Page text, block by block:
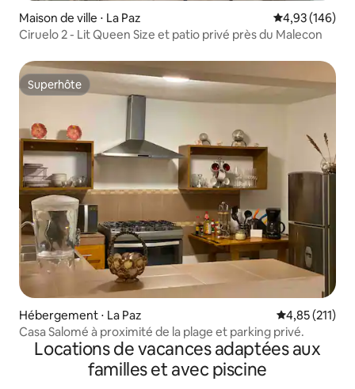
Maison de ville ⋅ La Paz Évaluation
4,93 (146)
Ciruelo 2 - Lit Queen Size et patio privé près du Malecon
Superhôte
Superhôte
Hébergement ⋅ La Paz Évaluation
4,85 (211)
Casa Salomé à proximité de la plage et parking privé.
Locations de vacances adaptées aux
familles et avec piscine